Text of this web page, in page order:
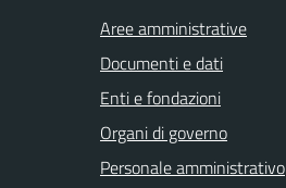
Aree amministrative
Documenti e dati
Enti e fondazioni
Organi di governo
Personale amministrativo